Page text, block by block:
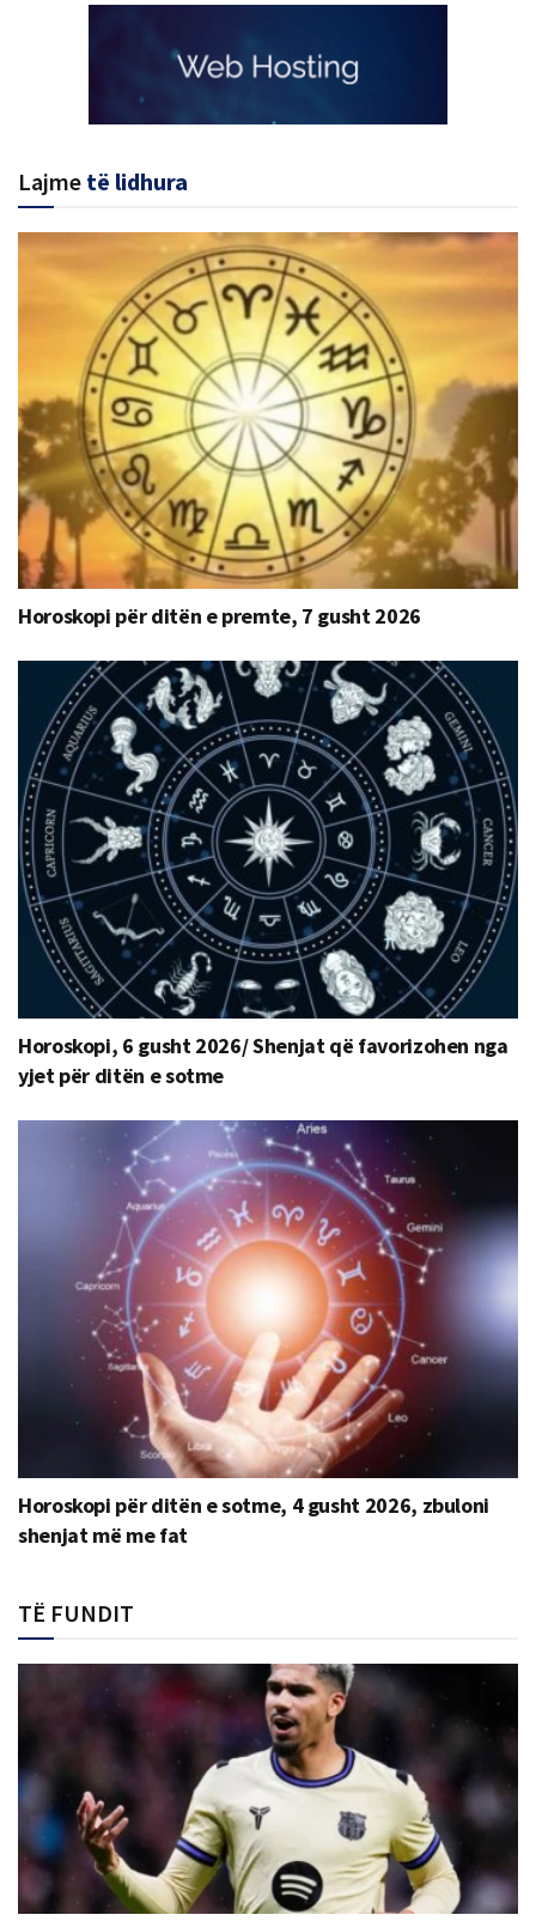
Lajme të lidhura
Horoskopi për ditën e premte, 7 gusht 2026
Horoskopi, 6 gusht 2026/ Shenjat që favorizohen nga
yjet për ditën e sotme
Horoskopi për ditën e sotme, 4 gusht 2026, zbuloni
shenjat më me fat
TË FUNDIT